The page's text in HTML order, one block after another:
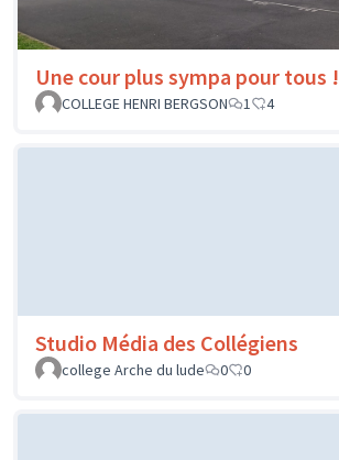
Une cour plus sympa pour tous !
COLLEGE HENRI BERGSON 1 4
Studio Média des Collégiens
college Arche du lude 0 0